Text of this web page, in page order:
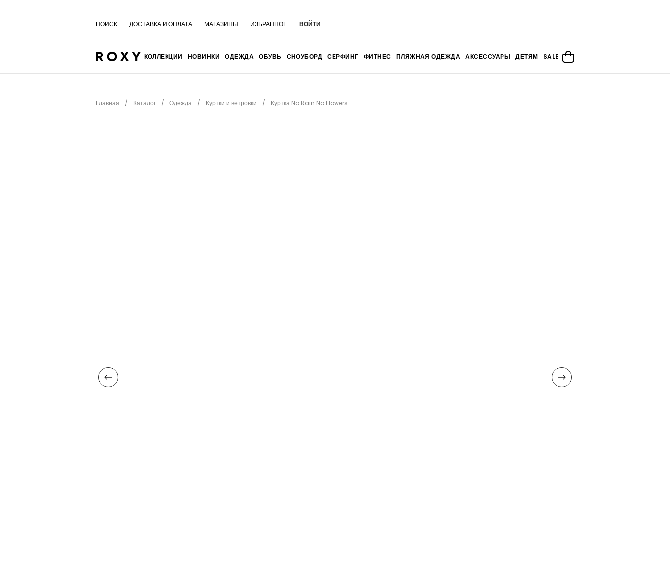
ПОИСК ДОСТАВКА И ОПЛАТА МАГАЗИНЫ ИЗБРАННОЕ ВОЙТИ
КОЛЛЕКЦИИ НОВИНКИ ОДЕЖДА ОБУВЬ СНОУБОРД СЕРФИНГ ФИТНЕС ПЛЯЖНАЯ ОДЕЖДА АКСЕССУАРЫ ДЕТЯМ SALE
Главная Каталог Одежда Куртки и ветровки Куртка No Rain No Flowers